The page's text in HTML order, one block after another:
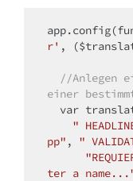
r' ,
//Anlegen
einer
var
"
pp" , "
ter a